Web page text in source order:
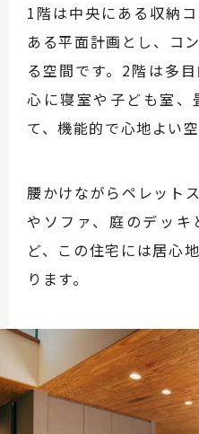
1階は中央にある収納
ある平面計画とし、コ
る空間です。2階は多
心に寝室や子ども室、
て、機能的で心地よい
腰かけながらペレット
やソファ、庭のデッキ
ど、この住宅には居心
ります。